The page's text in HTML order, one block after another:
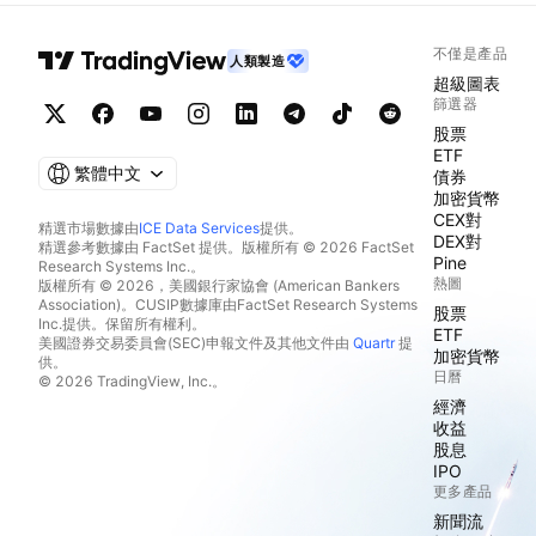
人類製造
繁體中文
精選市場數據由ICE Data Services提供。
精選參考數據由 FactSet 提供。版權所有 © 2026 FactSet
Research Systems Inc.。
版權所有 © 2026，美國銀行家協會 (American Bankers
Association)。CUSIP數據庫由FactSet Research Systems
Inc.提供。保留所有權利。
美國證券交易委員會(SEC)申報文件及其他文件由 Quartr提
供。
© 2026 TradingView, Inc.。
不僅是產品
超級圖表
篩選器
股票
ETF
債券
加密貨幣
CEX對
DEX對
Pine
熱圖
股票
ETF
加密貨幣
日曆
經濟
收益
股息
IPO
更多產品
新聞流